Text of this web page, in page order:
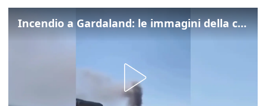
Incendio a Gardaland: le immagini della colonna di fumo